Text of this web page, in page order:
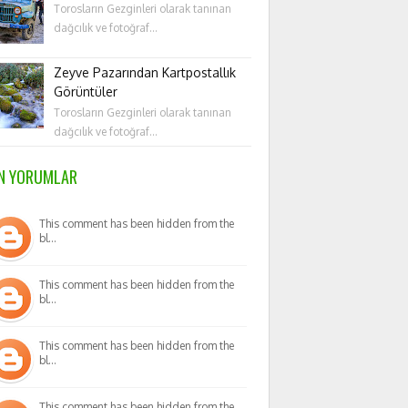
Torosların Gezginleri olarak tanınan
dağcılık ve fotoğraf...
Zeyve Pazarından Kartpostallık
Görüntüler
Torosların Gezginleri olarak tanınan
dağcılık ve fotoğraf...
YORUMLAR
This comment has been hidden from the
bl…
This comment has been hidden from the
bl…
This comment has been hidden from the
bl…